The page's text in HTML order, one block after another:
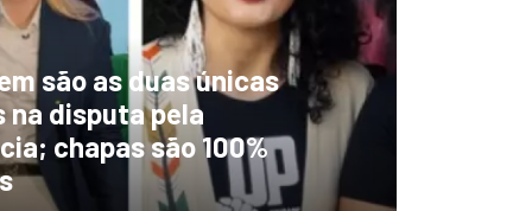
são as duas únicas
na disputa pela
chapas são 100%